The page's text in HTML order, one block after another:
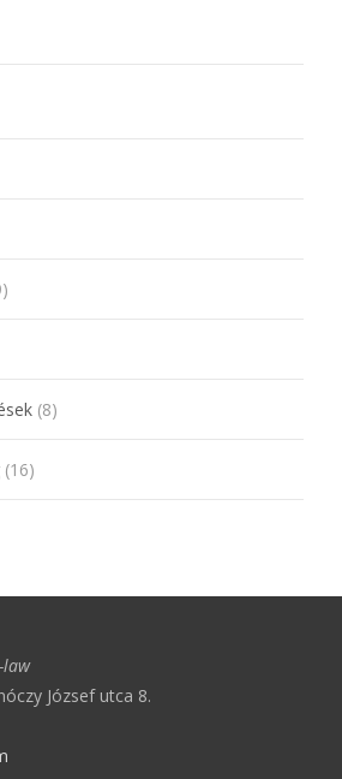
(8)
(16)
law
József utca 8.